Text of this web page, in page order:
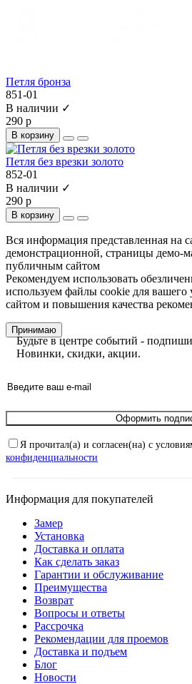
Петля бронза
851-01
В наличии ✓
290 р
В корзину
Петля без врезки золото
852-01
В наличии ✓
290 р
В корзину
Вся информация представленная на
демонстрационной, страницы демо-
публичным сайтом
Рекомендуем использовать
используем файлы cookie для вашего
сайтом и повышения качества
Принимаю
Будьте в центре событий -
Новинки, скидки, акции.
Оформить
Я прочитал(а) и согласен(на) с
конфиденциальности
Информация для покупателей
Замер
Установка
Доставка и оплата
Как сделать заказ
Гарантии и обслуживание
Преимущества
Возврат
Вопросы и ответы
Рассрочка
Рекомендации для проемов
Доставка и подъем
Блог
Новости